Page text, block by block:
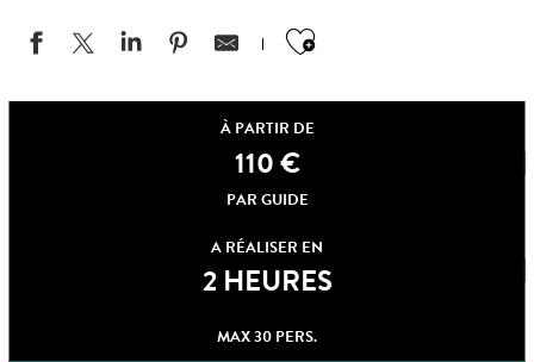
Ajouter aux
À PARTIR DE
110€
PAR GUIDE
A RÉALISER EN
2 HEURES
MAX 30 PERS.